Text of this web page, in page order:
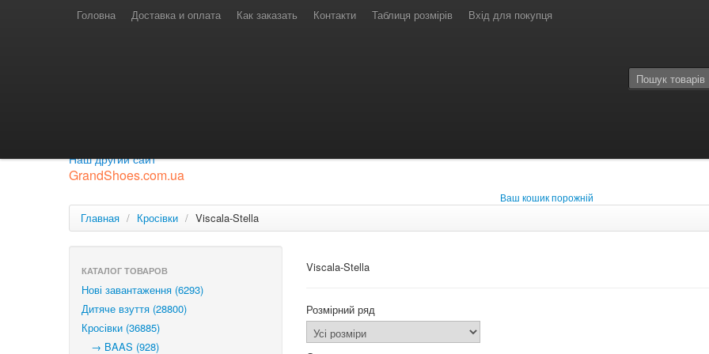
Головна Доставка и оплата Как заказать Контакти Таблиця розмірів Вхід для покупця
Лайф: (063) 527-76-88 МТС: (050) 967-41-33
Наш другий сайт
GrandShoes.com.ua
Ваш кошик порожній
Главная / Кросівки / Viscala-Stella
КАТАЛОГ ТОВАРОВ
Нові завантаження (6293)
Дитяче взуття (28800)
Кросівки (36885)
→ BAAS (928)
Viscala-Stella
Розмірний ряд